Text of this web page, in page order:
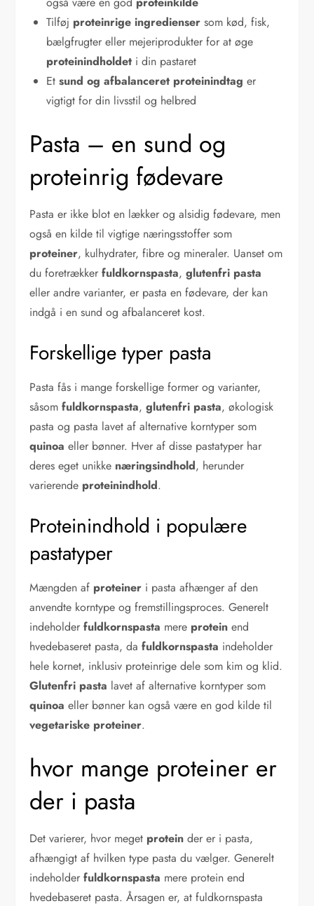
Tilføj proteinrige ingredienser som kød, fisk,
bælgfrugter eller mejeriprodukter for at øge
proteinindholdet i din pastaret
Etsund og afbalanceret proteinindtag er
vigtigt for din livsstil og helbred
Pasta – en sund og
proteinrig fødevare
Pasta er ikke blot en lækker og alsidig fødevare, men
også en kilde til vigtige næringsstoffer som
proteiner, kulhydrater, fibre og mineraler. Uanset om
du foretrækkerfuldkornspasta,glutenfri pasta
eller andre varianter, er pasta en fødevare, der kan
indgå i en sund og afbalanceret kost.
Forskellige typer pasta
Pasta fås i mange forskellige former og varianter,
såsomfuldkornspasta,glutenfri pasta, økologisk
pasta og pasta lavet af alternative korntyper som
quinoa eller bønner. Hver af disse pastatyper har
deres eget unikke næringsindhold, herunder
varierende proteinindhold.
Proteinindhold i populære
pastatyper
Mængden af proteiner i pasta afhænger af den
anvendte korntype og fremstillingsproces. Generelt
indeholderfuldkornspasta mere protein end
hvedebaseret pasta, dafuldkornspasta indeholder
hele kornet, inklusiv proteinrige dele som kim og klid.
Glutenfri pasta lavet af alternative korntyper som
quinoa eller bønner kan også være en god kilde til
vegetariske proteiner.
hvor mange proteiner er
der i pasta
Det varierer, hvor meget protein der er i pasta,
afhængigt af hvilken type pasta du vælger. Generelt
indeholderfuldkornspasta mere protein end
hvedebaseret pasta. Årsagen er, at fuldkornspasta